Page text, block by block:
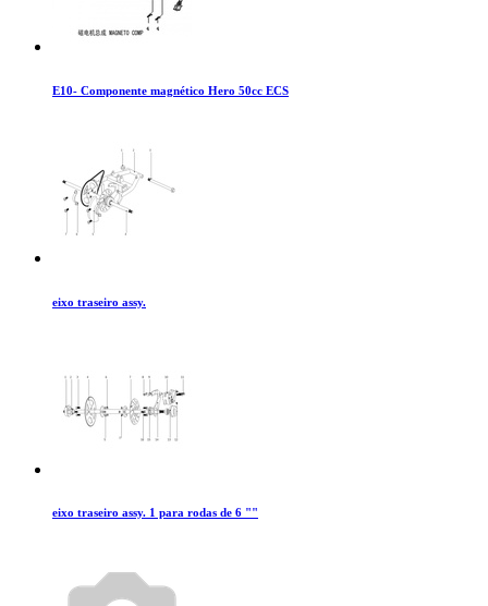
E10- Componente magnético Hero 50cc ECS
eixo traseiro assy.
eixo traseiro assy. 1 para rodas de 6 ""